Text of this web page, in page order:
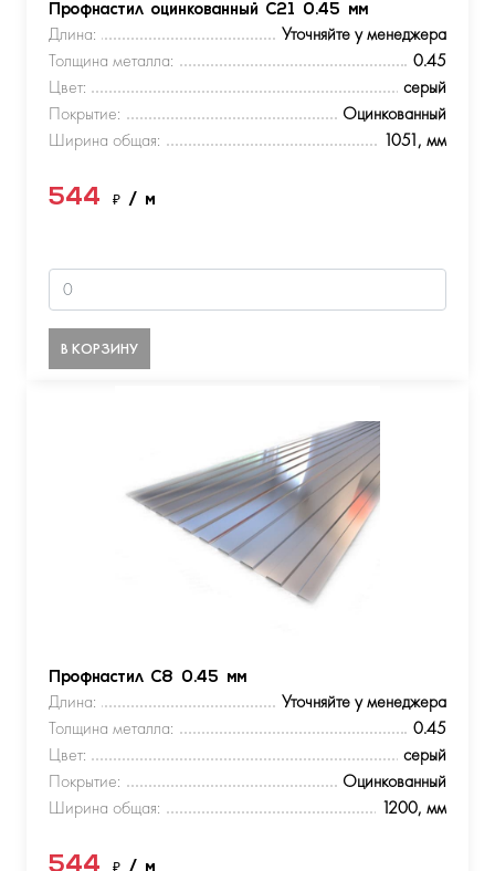
Профнастил оцинкованный С21 0.45 мм
Длина:
Уточняйте у менеджера
Толщина металла:
0.45
Цвет:
серый
Покрытие:
Оцинкованный
Ширина общая:
1051, мм
544 ₽ / м
В КОРЗИНУ
Профнастил С8 0.45 мм
Длина:
Уточняйте у менеджера
Толщина металла:
0.45
Цвет:
серый
Покрытие:
Оцинкованный
Ширина общая:
1200, мм